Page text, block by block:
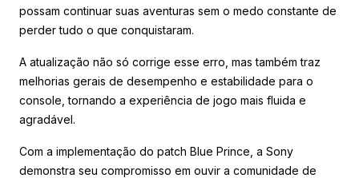
possam continuar suas aventuras sem o medo constante de
perder tudo o que conquistaram.
A atualização não só corrige esse erro, mas também traz
melhorias gerais de desempenho e estabilidade para o
console, tornando a experiência de jogo mais fluida e
agradável.
Com a implementação do patch Blue Prince, a Sony
demonstra seu compromisso em ouvir a comunidade de